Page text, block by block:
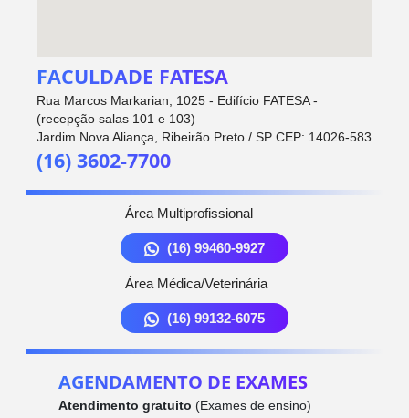
FACULDADE FATESA
Rua Marcos Markarian, 1025 - Edifício FATESA -
(recepção salas 101 e 103)
Jardim Nova Aliança, Ribeirão Preto / SP CEP: 14026-583
(16) 3602-7700
Área Multiprofissional
(16) 99460-9927
Área Médica/Veterinária
(16) 99132-6075
AGENDAMENTO DE EXAMES
Atendimento gratuito (Exames de ensino)